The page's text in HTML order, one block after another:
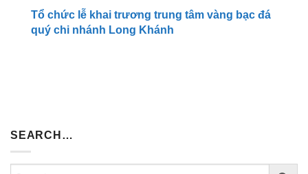
Tổ chức lễ khai trương trung tâm vàng bạc đá
quý chi nhánh Long Khánh
SEARCH…